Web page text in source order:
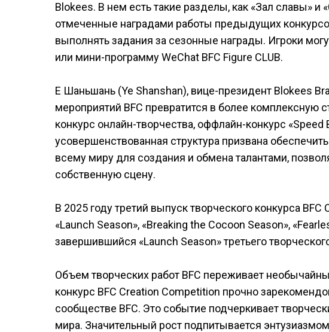
Blokees. В нем есть такие разделы, как «Зал славы»
отмеченные наградами работы предыдущих
выполнять задания за сезонные награды. Игроки
или мини-программу WeChat BFC Figure CLUB.
Е Шаньшань (Ye Shanshan), вице-президент Blokees
мероприятий BFC превратится в более комплексную
конкурс онлайн-творчества, оффлайн-конкурс «Speed
усовершенствованная структура призвана
всему миру для создания и обмена талантами,
собственную сцену.
В 2025 году третий выпуск творческого конкурса
«Launch Season», «Breaking the Cocoon Season»,
завершившийся «Launch Season» третьего
Объем творческих работ BFC переживает
конкурс BFC Creation Competition прочно
сообществе BFC. Это событие подчеркивает
мира. Значительный рост подпитывается